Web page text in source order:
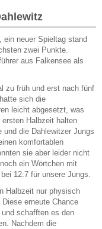
ein neuer Spieltag stand
zwei Punkte.
aus Falkensee als
zu früh und erst nach fünf
sich die
leicht abgesetzt, was
Halbzeit halten
und die Dahlewitzer Jungs
komfortablen
sie aber leider nicht
ein Wörtchen mit
12:7 für unsere Jungs.
Halbzeit nur physisch
erneute Chance
schafften es den
Nachdem die